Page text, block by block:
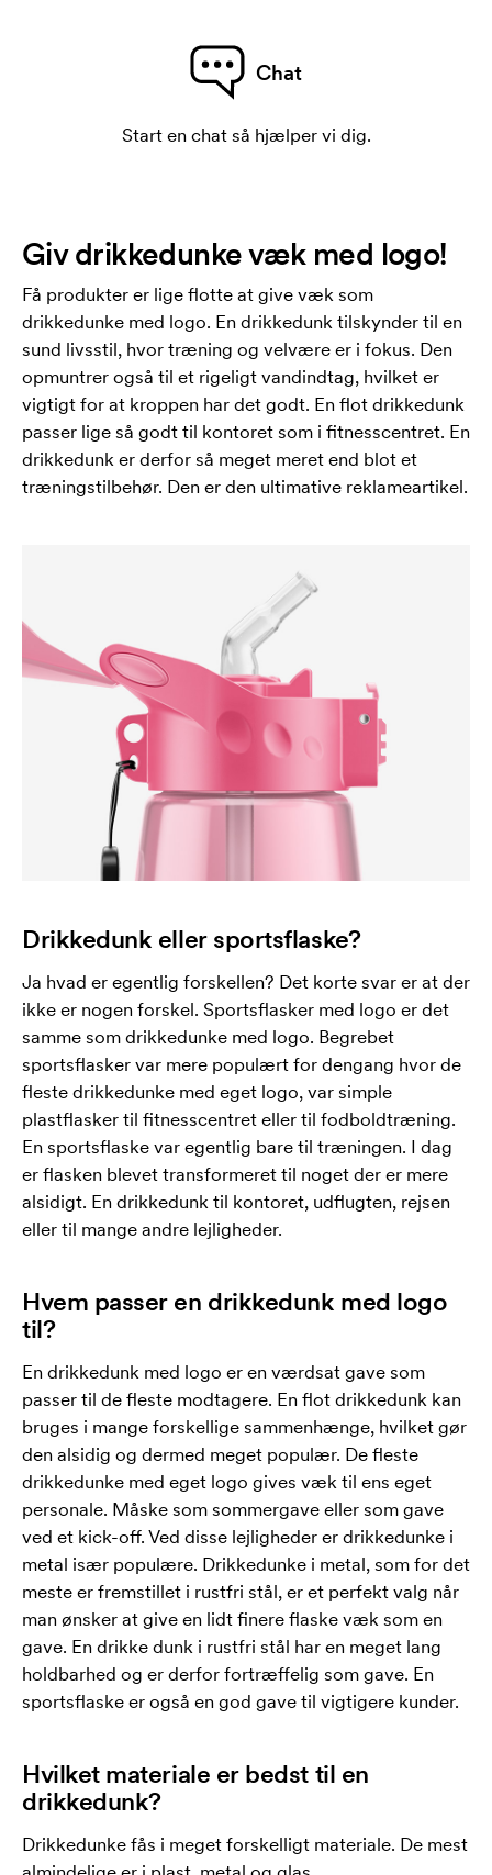
Chat
Start en chat så hjælper vi dig.
Giv drikkedunke væk med logo!
Få produkter er lige flotte at give væk som
drikkedunke med logo. En drikkedunk tilskynder til en
sund livsstil, hvor træning og velvære er i fokus. Den
opmuntrer også til et rigeligt vandindtag, hvilket er
vigtigt for at kroppen har det godt. En flot drikkedunk
passer lige så godt til kontoret som i fitnesscentret. En
drikkedunk er derfor så meget meret end blot et
træningstilbehør. Den er den ultimative reklameartikel.
Drikkedunk eller sportsflaske?
Ja hvad er egentlig forskellen? Det korte svar er at der
ikke er nogen forskel. Sportsflasker med logo er det
samme som drikkedunke med logo. Begrebet
sportsflasker var mere populært for dengang hvor de
fleste drikkedunke med eget logo, var simple
plastflasker til fitnesscentret eller til fodboldtræning.
En sportsflaske var egentlig bare til træningen. I dag
er flasken blevet transformeret til noget der er mere
alsidigt. En drikkedunk til kontoret, udflugten, rejsen
eller til mange andre lejligheder.
Hvem passer en drikkedunk med logo
til?
En drikkedunk med logo er en værdsat gave som
passer til de fleste modtagere. En flot drikkedunk kan
bruges i mange forskellige sammenhænge, hvilket gør
den alsidig og dermed meget populær. De fleste
drikkedunke med eget logo gives væk til ens eget
personale. Måske som sommergave eller som gave
ved et kick-off. Ved disse lejligheder er drikkedunke i
metal især populære. Drikkedunke i metal, som for det
meste er fremstillet i rustfri stål, er et perfekt valg når
man ønsker at give en lidt finere flaske væk som en
gave. En drikke dunk i rustfri stål har en meget lang
holdbarhed og er derfor fortræffelig som gave. En
sportsflaske er også en god gave til vigtigere kunder.
Hvilket materiale er bedst til en
drikkedunk?
Drikkedunke fås i meget forskelligt materiale. De mest